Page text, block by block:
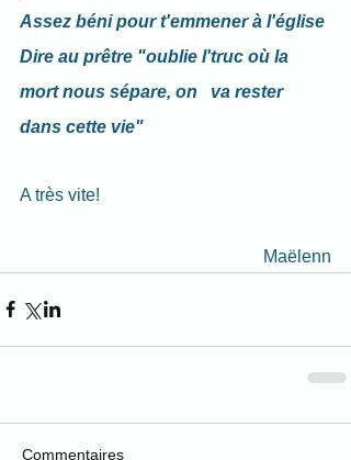
Assez béni pour t'emmener à l'église
Dire au prêtre "oublie l'truc où la
mort nous sépare, on   va rester
dans cette vie"
A très vite!
Maëlenn
Commentaires